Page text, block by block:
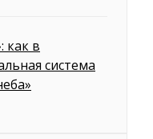
как в
система